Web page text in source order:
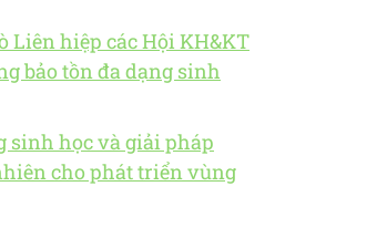
Liên hiệp các Hội KH&KT
bảo tồn đa dạng sinh
sinh học và giải pháp
cho phát triển vùng